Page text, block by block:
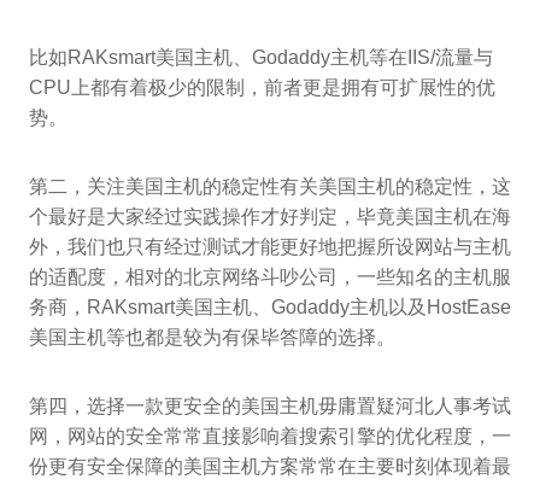
比如RAKsmart美国主机、Godaddy主机等在IIS/流量与
CPU上都有着极少的限制，前者更是拥有可扩展性的优
势。
第二，关注美国主机的稳定性有关美国主机的稳定性，这
个最好是大家经过实践操作才好判定，毕竟美国主机在海
外，我们也只有经过测试才能更好地把握所设网站与主机
的适配度，相对的北京网络斗吵公司，一些知名的主机服
务商，RAKsmart美国主机、Godaddy主机以及HostEase
美国主机等也都是较为有保毕答障的选择。
第四，选择一款更安全的美国主机毋庸置疑河北人事考试
网，网站的安全常常直接影响着搜索引擎的优化程度，一
份更有安全保障的美国主机方案常常在主要时刻体现着最